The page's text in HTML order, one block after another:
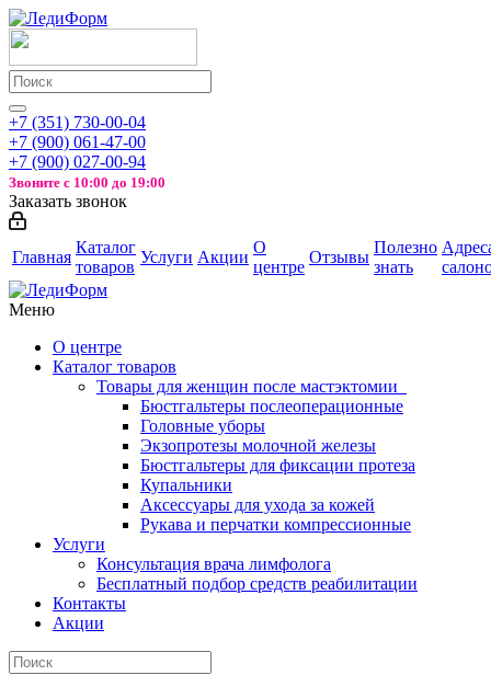
+7 (351) 730-00-04
+7 (900) 061-47-00
+7 (900) 027-00-94
Звоните с 10:00 до 19:00
Заказать звонок
Главная
Каталог
товаров
Услуги Акции
О
центре
Отзывы
Полезно
знать
Меню
О центре
Каталог товаров
Товары для женщин после мастэктомии
Бюстгальтеры послеоперационные
Головные уборы
Экзопротезы молочной железы
Бюстгальтеры для фиксации протеза
Купальники
Аксессуары для ухода за кожей
Рукава и перчатки компрессионные
Услуги
Консультация врача лимфолога
Бесплатный подбор средств реабилитации
Контакты
Акции